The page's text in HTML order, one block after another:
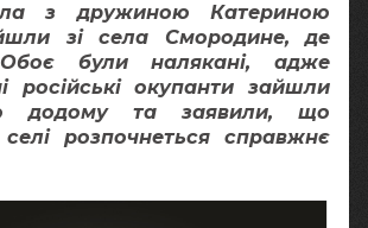
з дружиною Катериною
зі села Смородине, де
були налякані, адже
російські окупанти зайшли
додому та заявили, що
розпочнеться справжнє